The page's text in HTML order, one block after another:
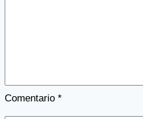
Comentario *